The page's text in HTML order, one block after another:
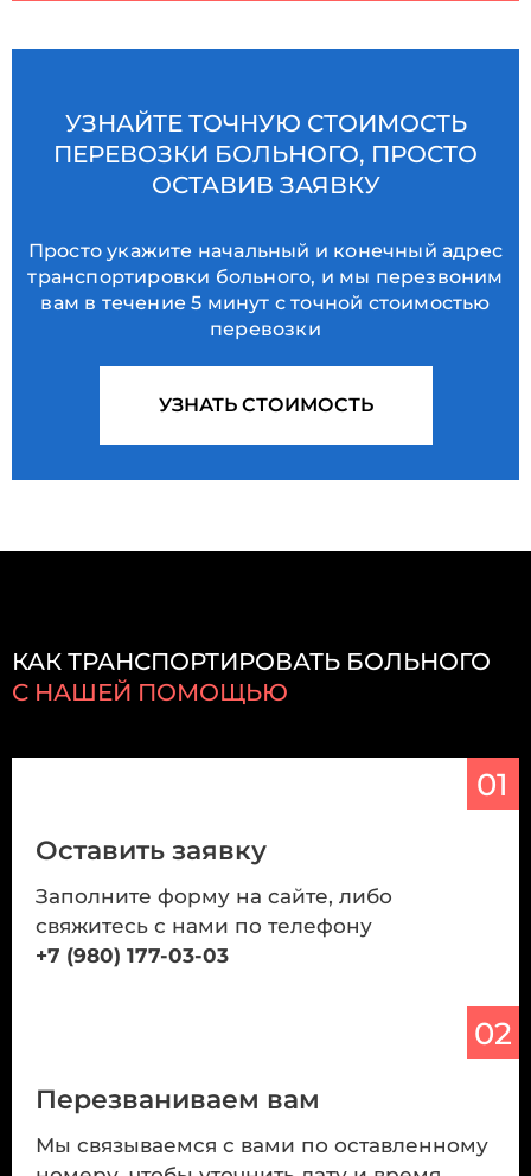
УЗНАЙТЕ ТОЧНУЮ СТОИМОСТЬ
ПЕРЕВОЗКИ БОЛЬНОГО, ПРОСТО
ОСТАВИВ ЗАЯВКУ
Просто укажите начальный и конечный адрес
транспортировки больного, и мы перезвоним
вам в течение 5 минут с точной стоимостью
перевозки
УЗНАТЬ СТОИМОСТЬ
КАК ТРАНСПОРТИРОВАТЬ БОЛЬНОГО
С НАШЕЙ ПОМОЩЬЮ
01
Оставить заявку
Заполните форму на сайте, либо
свяжитесь с нами по телефону
+7 (980) 177-03-03
02
Перезваниваем вам
Мы связываемся с вами по оставленному